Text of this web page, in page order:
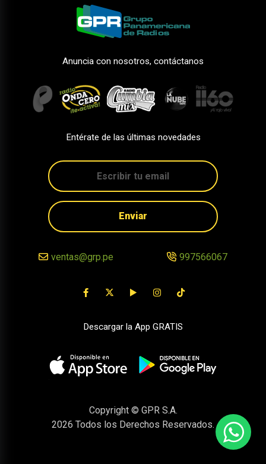
Anuncia con nosotros, contáctanos
Entérate de las últimas novedades
Enviar
ventas@grp.pe 997566067
Descargar la App GRATIS
Copyright © GPR S.A.
2026 Todos los Derechos Reservados.